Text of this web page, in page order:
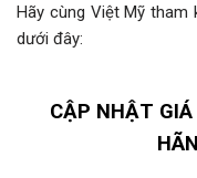
Hãy cùng Việt Mỹ tham
dưới đây:
CẬP NHẬT GIÁ